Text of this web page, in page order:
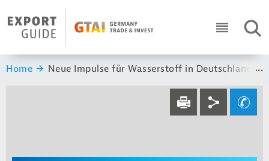
Header Logo
ICON
Sie sind hier:
Home Neue Impulse für Wasserstoff in Deutschland
Service navi
DRUCKEN
Social navi
Ihre Frage an